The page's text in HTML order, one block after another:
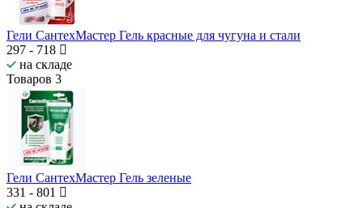
Гели СантехМастер Гель красные для чугуна и стали
297 - 718
на складе
Товаров 3
Гели СантехМастер Гель зеленые
331 - 801